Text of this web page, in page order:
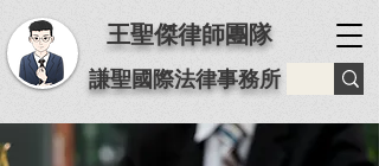
王聖傑律師團隊
謙聖國際法律事務所